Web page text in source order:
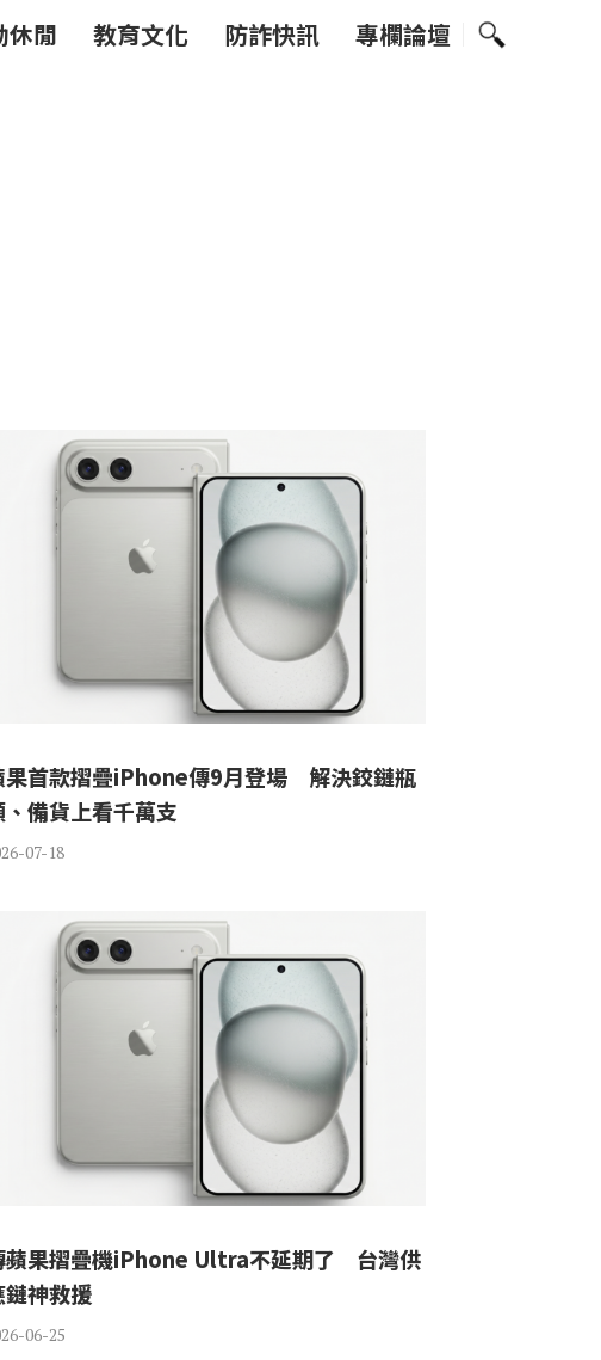
休閒 教育文化 防詐快訊 專欄論壇
果首款摺疊iPhone傳9月登場 解決鉸鏈瓶
、備貨上看千萬支
07-18
蘋果摺疊機iPhone Ultra不延期了 台灣供
鏈神救援
06-25